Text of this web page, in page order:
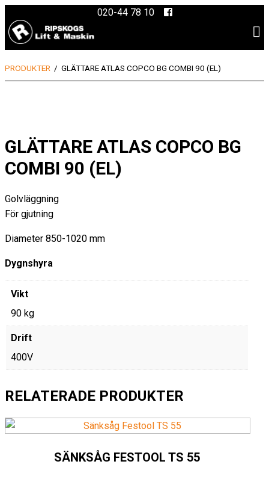
to
content
020-44 78 10
PRODUKTER / GLÄTTARE ATLAS COPCO BG COMBI 90 (EL)
GLÄTTARE ATLAS COPCO BG
COMBI 90 (EL)
Golvläggning
För gjutning
Diameter 850-1020 mm
Dygnshyra
Vikt
90 kg
Drift
400V
RELATERADE PRODUKTER
SÄNKSÅG FESTOOL TS 55